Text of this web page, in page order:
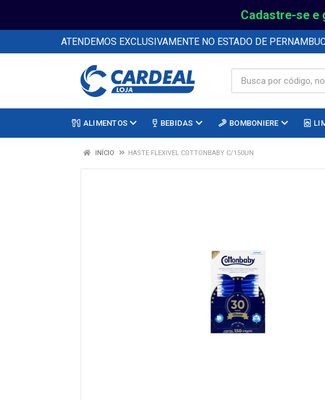
Cadastre-se e
ATENDEMOS EXCLUSIVAMENTE NO ESTADO DE
ALIMENTOS BEBIDAS BOMBONIERE
INÍCIO HASTE FLEXIVEL COTTONBABY C/150UN